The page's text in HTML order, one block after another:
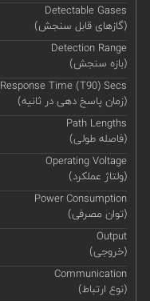
Detectable Gases
(گازهای قابل سنجش)
Detection Range
(بازه سنجش)
Response Time (T90) Secs
(زمان پاسخ دهی در ثانیه)
Path Lengths
(فاصله طولی)
Operating Voltage
(ولتاژ عملکرد)
Power Consumption
(توان مصرفی)
Output
(خروجی)
Communication
(نوع ارتباط)